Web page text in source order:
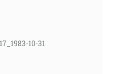
10-31